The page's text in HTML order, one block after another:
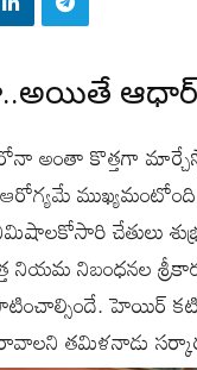
ఆధార్
అంతా కొత్తగా
ముఖ్యమంటోంది.
చేతులు
నిబంధనల
హెయిర్
తమిళనాడు